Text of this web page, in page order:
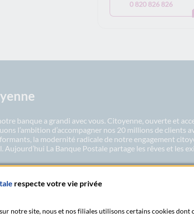
0 820 826 826
banque a grandi avec vous. Citoyenne, ouverte et
l’ambition d’accompagner nos 20 millions de clients
la modernité radicale de notre engagement
Aujourd’hui La Banque Postale partage les rêves et les
sur nos engagements
respecte votre vie privée
notre site, nous et nos filiales utilisons certains cookies